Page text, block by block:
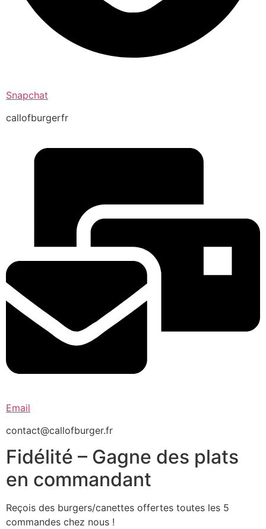
Snapchat
callofburgerfr
Email
contact@callofburger.fr
Fidélité – Gagne des plats
en commandant
Reçois des burgers/canettes offertes toutes les 5
commandes chez nous !